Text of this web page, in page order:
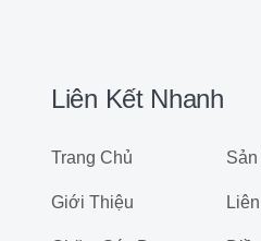
Liên Kết Nhanh
Trang Chủ
Giới Thiệu